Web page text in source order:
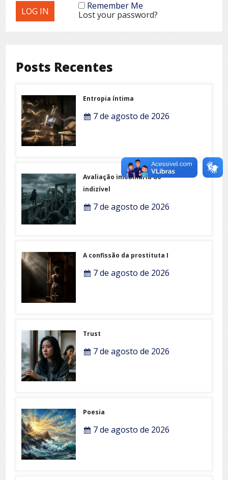
Remember Me
Lost your password?
Posts Recentes
Entropia íntima
7 de agosto de 2026
Avaliação imobiliária do
indizível
7 de agosto de 2026
A confissão da prostituta I
7 de agosto de 2026
Trust
7 de agosto de 2026
Poesia
7 de agosto de 2026